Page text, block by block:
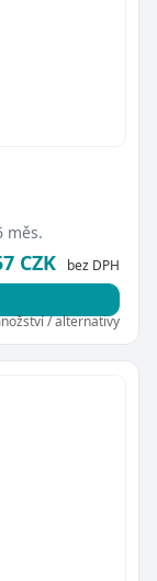
měs.
CZK bez DPH
/ alternativy